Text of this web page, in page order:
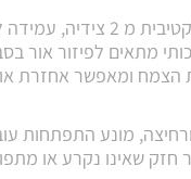
מיילר כסף-כסף הינו יריעה
מתאים לפיזור אור
הצמח ומאפשר אחזרת
ורחיצה, מונע התפתחות
חזק שאינו נקרע או